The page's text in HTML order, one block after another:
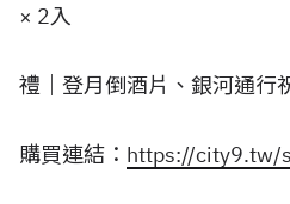
× 2入
禮｜登月倒酒片、銀河通行
購買連結： https://city9.tw/